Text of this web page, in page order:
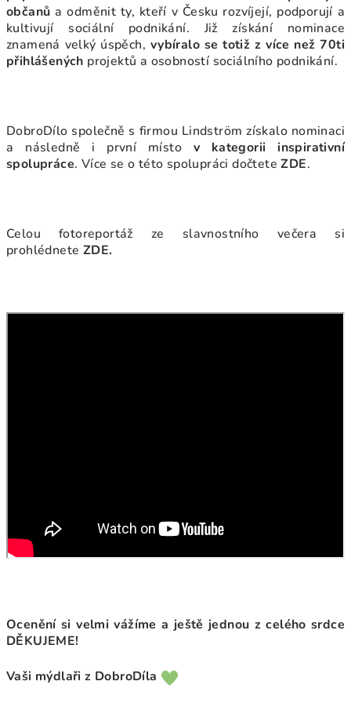
občanů a odměnit ty, kteří v Česku rozvíjejí, podporují a
kultivují sociální podnikání. Již získání nominace
znamená velký úspěch, vybíralo se totiž z více než 70ti
přihlášených projektů a osobností sociálního podnikání.
DobroDílo společně s firmou Lindström získalo nominaci
a následně i první místo v kategorii inspirativní
spolupráce. Více se o této spolupráci dočteteZDE.
Celou fotoreportáž ze slavnostního večera si
prohlédnete ZDE.
Ocenění si velmi vážíme a ještě jednou z celého srdce
DĚKUJEME!
Vaši mýdlaři z DobroDíla